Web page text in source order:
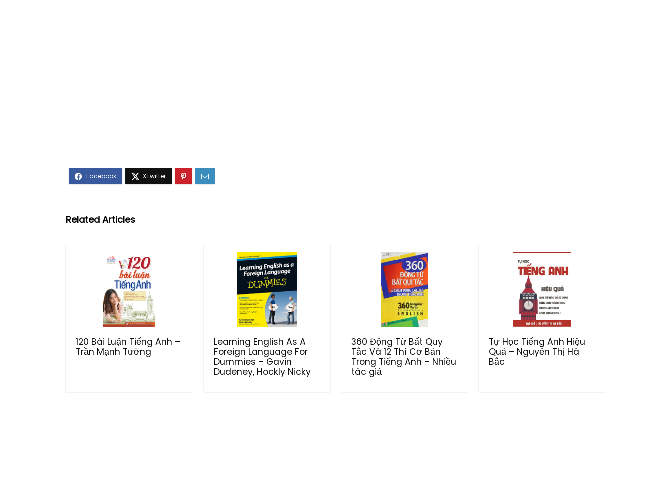
Related Articles
120 Bài Luận Tiếng Anh –
Trần Mạnh Tường
Learning English As A
Foreign Language For
Dummies – Gavin
Dudeney, Hockly Nicky
360 Động Từ Bất Quy
Tắc Và 12 Thì Cơ Bản
Trong Tiếng Anh – Nhiều
tác giả
Tự Học Tiếng Anh Hiệu
Quả – Nguyễn Thị Hà
Bắc